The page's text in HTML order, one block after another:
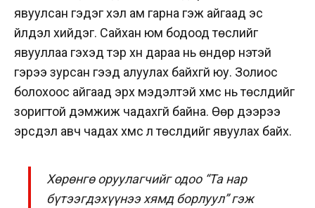
явуулсан гэдэг хэл ам гарна гэж айгаад эс
үйлдэл хийдэг. Сайхан юм бодоод төслийг
явууллаа гэхэд тэр хүн дараа нь өндөр үнэтэй
гэрээ зурсан гээд алуулах байхгүй юу. Золиос
болохоос айгаад эрх мэдэлтэй хүмүүс нь төслүүдийг
зоригтой дэмжиж чадахгүй байна. Өөр дээрээ
эрсдэл авч чадах хүмүүс л төслүүдийг явуулах байх.
Хөрөнгө оруулагчийг одоо “Та нар
бүтээгдэхүүнээ хямд борлуул” гэж